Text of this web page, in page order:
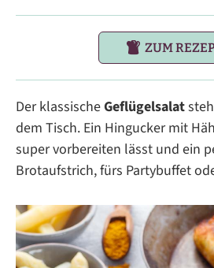
ZUM
Der klassischeGeflügelsalat
dem Tisch. Ein Hingucker mit
super vorbereiten lässt und ein
Brotaufstrich, fürs Partybuffet